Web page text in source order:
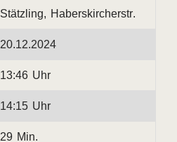
Stätzling, Haberskircherstr.
20.12.2024
13:46 Uhr
14:15 Uhr
29 Min.